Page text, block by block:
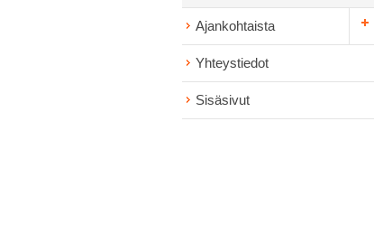
Ajankohtaista
Yhteystiedot
Sisäsivut